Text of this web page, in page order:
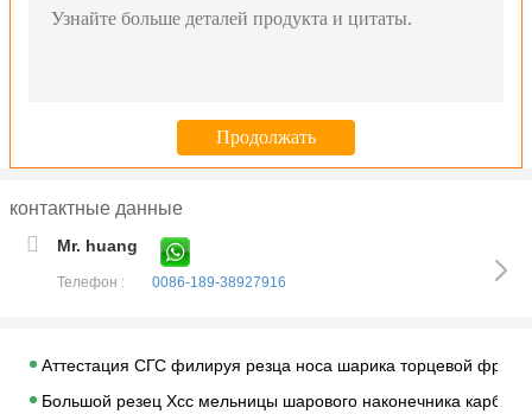
контактные данные
Mr. huang
Телефон : 0086-189-38927916
Аттестация СГС филируя резца носа шарика торцевой
Большой резец Хсс мельницы шарового наконечника